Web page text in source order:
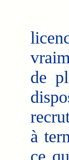
de
à
ce